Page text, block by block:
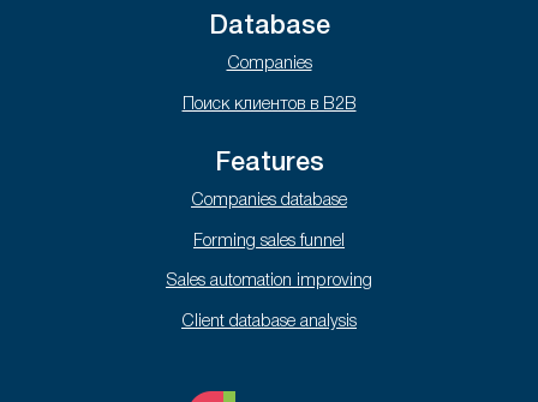
Database
Companies
Поиск клиентов в B2B
Features
Companies database
Forming sales funnel
Sales automation improving
Client database analysis